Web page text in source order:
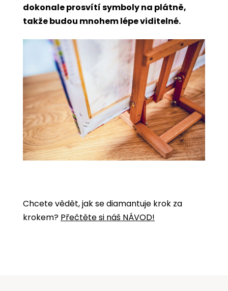
dokonale prosvítí symboly na plátně,
takže budou mnohem lépe viditelné.
Chcete vědět, jak se diamantuje krok za
krokem? Přečtěte si náš NÁVOD!